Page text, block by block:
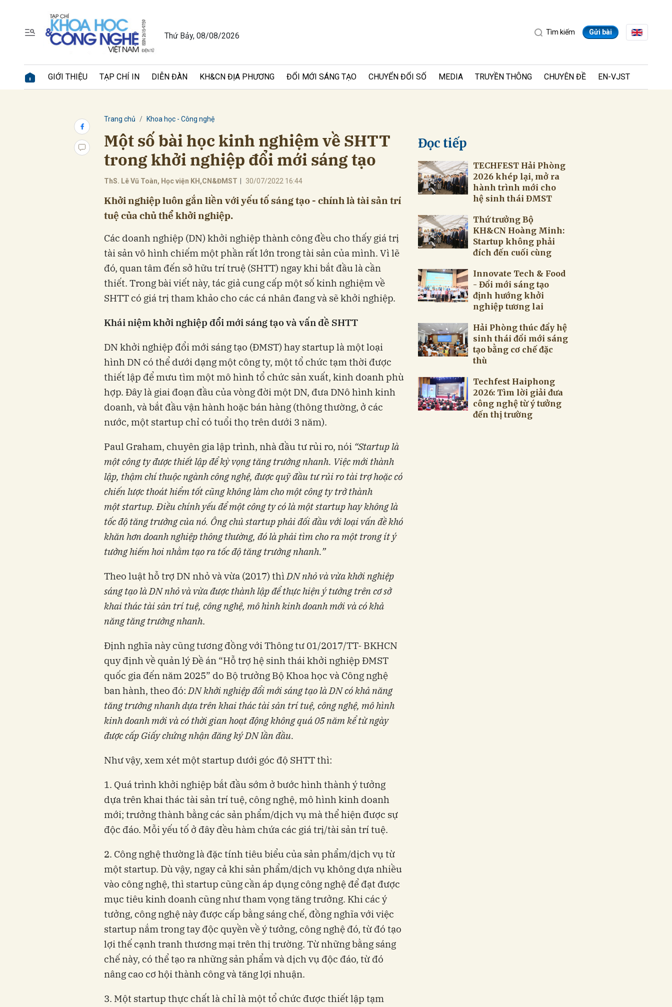
Thứ Bảy, 08/08/2026 Tìm kiếm Gửi bài
GIỚI THIỆU TẠP CHÍ IN DIỄN ĐÀN KH&CN ĐỊA PHƯƠNG ĐỔI MỚI SÁNG TẠO CHUYỂN ĐỔI SỐ MEDIA TRUYỀN THÔNG CHUYÊN ĐỀ EN-VJST
Trang chủ Khoa học - Công nghệ
Một số bài học kinh nghiệm về SHTT
trong khởi nghiệp đổi mới sáng tạo
ThS. Lê Vũ Toàn, Học viện KH,CN&ĐMST 30/07/2022 16:44
Khởi nghiệp luôn gắn liền với yếu tố sáng tạo - chính là tài sản trí
tuệ của chủ thể khởi nghiệp.
Các doanh nghiệp (DN) khởi nghiệp thành công đều cho thấy giá trị
tài sản vô hình chiếm một phần rất lớn trong tài sản của mình. Vì lẽ
đó, quan tâm đến sở hữu trí truệ (SHTT) ngay khi bắt đầu là cần
thiết. Trong bài viết này, tác giả cung cấp một số kinh nghiệm về
SHTT có giá trị tham khảo cho các cá nhân đang và sẽ khởi nghiệp.
Khái niệm khởi nghiệp đổi mới sáng tạo và vấn đề SHTT
DN khởi nghiệp đổi mới sáng tạo (ĐMST) hay startup là một loại
hình DN có thể dưới dạng một công ty, một tổ chức tạm thời được
thiết lập để mưu tìm một mô hình tổ chức sản xuất, kinh doanh phù
hợp. Đây là giai đoạn đầu của vòng đời một DN, đưa DNô hình kinh
doanh, và bắt đầu vận hành hoặc bán hàng (thông thường, ở các
nước, một startup chỉ có tuổi thọ trên dưới 3 năm).
Paul Graham, chuyên gia lập trình, nhà đầu tư rủi ro, nói “Startup là
một công ty được thiết lập để kỳ vọng tăng trưởng nhanh. Việc mới thành
lập, thậm chí thuộc ngành công nghệ, được quỹ đầu tư rủi ro tài trợ hoặc có
chiến lược thoát hiểm tốt cũng không làm cho một công ty trở thành
mộtstartup. Điều chính yếu để một công ty có là một startup hay không là
tốc độ tăng trưởng của nó. Ông chủ startup phải đối đầu với loại vấn đề khó
khăn hơn doanh nghiệp thông thường, đó là phải tìm cho ra một trong ít ý
tưởng hiếm hoi nhằm tạo ra tốc độ tăng trưởng nhanh.”
Theo luật hỗ trợ DN nhỏ và vừa (2017) thìDN nhỏ và vừa khởi nghiệp
sáng tạo là DN nhỏ và vừa được thành lập để thực hiện ý tưởng trên cơ sở
khai thác tài sản trí tuệ, công nghệ, mô hình kinh doanh mới và có khả
năng tăng trưởng nhanh.
Định nghĩa này cũng tương đồng với Thông tư 01/2017/TT- BKHCN
quy định về quản lý Đề án “Hỗ trợ hệ sinh thái khởi nghiệp ĐMST
quốc gia đến năm 2025” do Bộ trưởng Bộ Khoa học và Công nghệ
ban hành, theo đó:DN khởi nghiệp đổi mới sáng tạo là DN có khả năng
tăng trưởng nhanh dựa trên khai thác tài sản trí tuệ, công nghệ, mô hình
kinh doanh mới và có thời gian hoạt động không quá 05 năm kể từ ngày
được cấp Giấy chứng nhận đăng ký DN lần đầu.
Như vậy, xem xét một startup dưới góc độ SHTT thì:
1. Quá trình khởi nghiệp bắt đầu sớm ở bước hình thành ý tưởng
dựa trên khai thác tài sản trí tuệ, công nghệ, mô hình kinh doanh
mới; trưởng thành bằng các sản phẩm/dịch vụ mà thể hiện được sự
độc đáo. Mỗi yếu tố ở đây đều hàm chứa các giá trị/tài sản trí tuệ.
2. Công nghệ thường là đặc tính tiêu biểu của sản phẩm/dịch vụ từ
một startup. Dù vậy, ngay cả khi sản phẩm/dịch vụ không dựa nhiều
vào công nghệ, thì startup cũng cần áp dụng công nghệ để đạt được
mục tiêu kinh doanh cũng như tham vọng tăng trưởng. Khi các ý
tưởng, công nghệ này được cấp bằng sáng chế, đồng nghĩa với việc
startup nắm trong tay độc quyền về ý tưởng, công nghệ đó, từ đó tạo
lợi thế cạnh tranh thương mại trên thị trường. Từ những bằng sáng
chế này, có thể tạo ra những sản phẩm và dịch vụ độc đáo, từ đó
nâng cao cơ hội thành công và tăng lợi nhuận.
3. Một startup thực chất là chỉ là một tổ chức được thiết lập tạm
Đọc tiếp
TECHFEST Hải Phòng
2026 khép lại, mở ra
hành trình mới cho
hệ sinh thái ĐMST
Thứ trưởng Bộ
KH&CN Hoàng Minh:
Startup không phải
đích đến cuối cùng
Innovate Tech & Food
- Đổi mới sáng tạo
định hướng khởi
nghiệp tương lai
Hải Phòng thúc đẩy hệ
sinh thái đổi mới sáng
tạo bằng cơ chế đặc
thù
Techfest Haiphong
2026: Tìm lời giải đưa
công nghệ từ ý tưởng
đến thị trường
Gửi